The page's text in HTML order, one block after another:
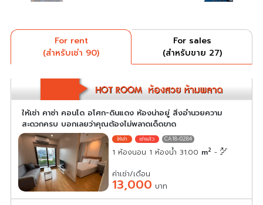
For rent
(สำหรับเช่า 90)
For sales
(สำหรับขาย 27)
ให้เช่า คาซ่า คอนโด อโศก-ดินแดง ห้องน่าอยู่ สิ่งอำนวยความ
สะดวกครบ บอกเลยว่าคุณต้องไม่พลาดเด็ดขาด
CA18-0284
1 ห้องนอน 1 ห้องน้ำ 31.00 m2 -
ค่าเช่า/เดือน
13,000 บาท